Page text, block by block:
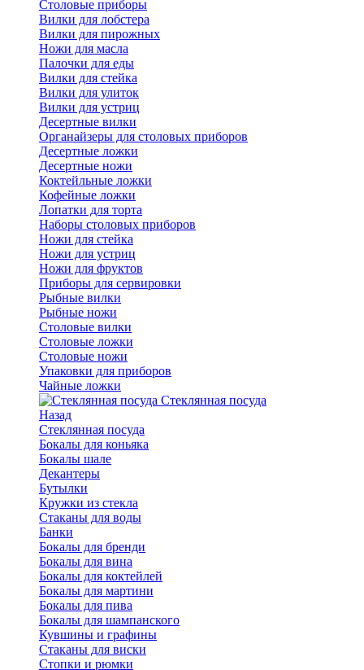
Cтоловые приборы
Вилки для лобстера
Вилки для пирожных
Ножи для масла
Палочки для еды
Вилки для стейка
Вилки для улиток
Вилки для устриц
Десертные вилки
Органайзеры для столовых приборов
Десертные ложки
Десертные ножи
Коктейльные ложки
Кофейные ложки
Лопатки для торта
Наборы столовых приборов
Ножи для стейка
Ножи для устриц
Ножи для фруктов
Приборы для сервировки
Рыбные вилки
Рыбные ножи
Столовые вилки
Столовые ложки
Столовые ножи
Упаковки для приборов
Чайные ложки
Стеклянная посуда
Назад
Стеклянная посуда
Бокалы для коньяка
Бокалы шале
Декантеры
Бутылки
Кружки из стекла
Стаканы для воды
Банки
Бокалы для бренди
Бокалы для вина
Бокалы для коктейлей
Бокалы для мартини
Бокалы для пива
Бокалы для шампанского
Кувшины и графины
Стаканы для виски
Стопки и рюмки